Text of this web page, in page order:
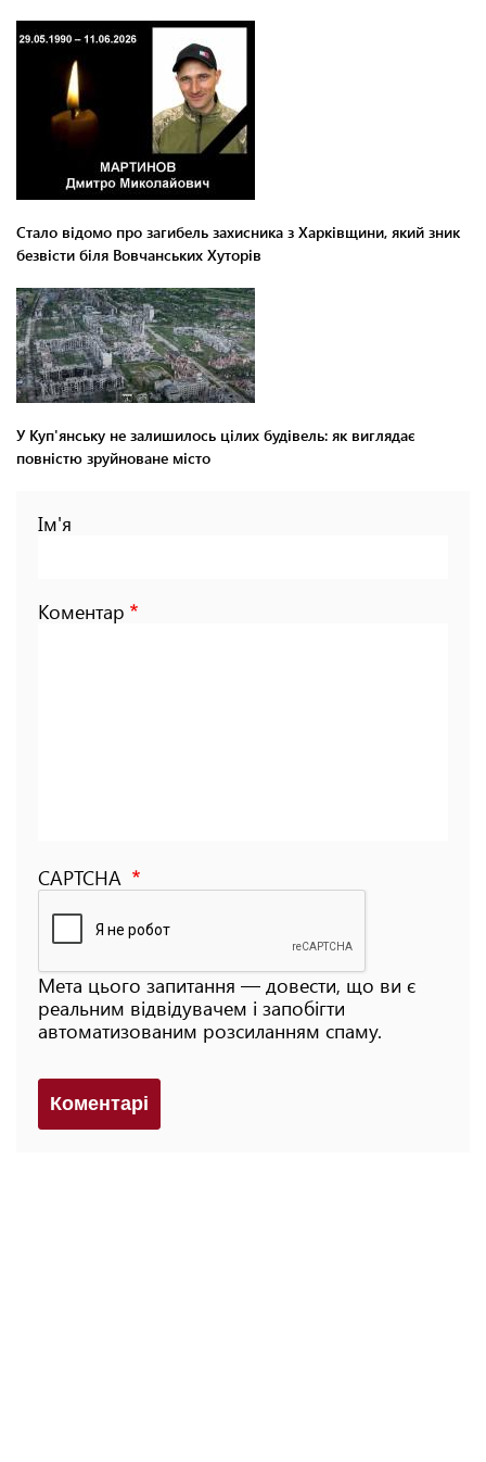
Стало відомо про загибель захисника з Харківщини, який зник
безвісти біля Вовчанських Хуторів
У Куп'янську не залишилось цілих будівель: як виглядає
повністю зруйноване місто
Ім'я
Коментар
CAPTCHA
Мета цього запитання — довести, що ви є
реальним відвідувачем і запобігти
автоматизованим розсиланням спаму.
Коментарi